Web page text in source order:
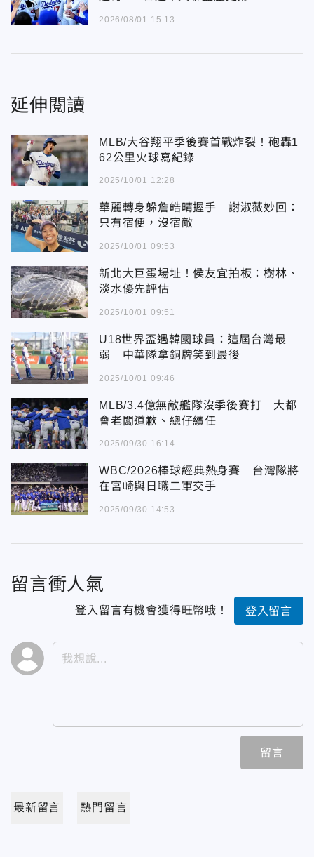
2026/08/01 15:13
延伸閱讀
MLB/大谷翔平季後賽首戰炸裂！砲轟1
62公里火球寫紀錄
2025/10/01 12:28
華麗轉身躲詹皓晴握手 謝淑薇妙回：
只有宿便，沒宿敵
2025/10/01 09:53
新北大巨蛋場址！侯友宜拍板：樹林、
淡水優先評估
2025/10/01 09:51
U18世界盃遇韓國球員：這屆台灣最
弱 中華隊拿銅牌笑到最後
2025/10/01 09:46
MLB/3.4億無敵艦隊沒季後賽打 大都
會老闆道歉、總仔續任
2025/09/30 16:14
WBC/2026棒球經典熱身賽 台灣隊將
在宮崎與日職二軍交手
2025/09/30 14:53
留言衝人氣
登入留言有機會獲得旺幣哦！ 登入留言
留言
最新留言 熱門留言